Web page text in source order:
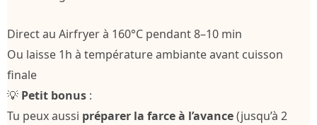
Direct au Airfryer à 160°C pendant 8–10 min
Ou laisse 1h à température ambiante avant cuisson
finale
💡 Petit bonus :
Tu peux aussi préparer la farce à l’avance(jusqu’à 2